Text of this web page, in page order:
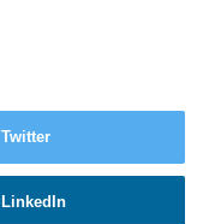
Twitter
LinkedIn